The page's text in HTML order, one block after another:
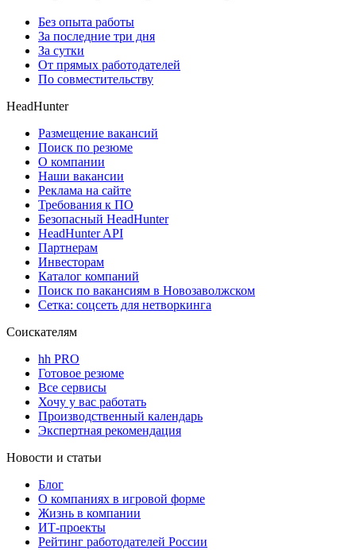
Без опыта работы
За последние три дня
За сутки
От прямых работодателей
По совместительству
HeadHunter
Размещение вакансий
Поиск по резюме
О компании
Наши вакансии
Реклама на сайте
Требования к ПО
Безопасный HeadHunter
HeadHunter API
Партнерам
Инвесторам
Каталог компаний
Поиск по вакансиям в Новозаволжском
Сетка: соцсеть для нетворкинга
Соискателям
hh PRO
Готовое резюме
Все сервисы
Хочу у вас работать
Производственный календарь
Экспертная рекомендация
Новости и статьи
Блог
О компаниях в игровой форме
Жизнь в компании
ИТ-проекты
Рейтинг работодателей России